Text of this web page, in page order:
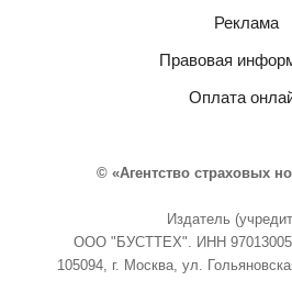
Реклама
Правовая
Оплата
© «Агентство страховых
Издатель
ООО "БУСТТЕХ". ИНН
105094, г. Москва, ул.